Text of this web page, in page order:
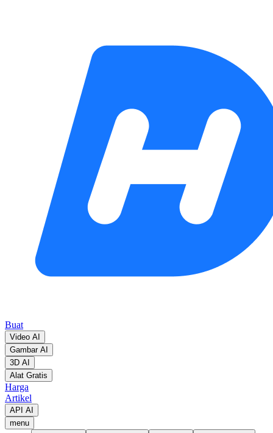
Buat
Video AI
Gambar AI
3D AI
Alat Gratis
Harga
Artikel
API AI
menu